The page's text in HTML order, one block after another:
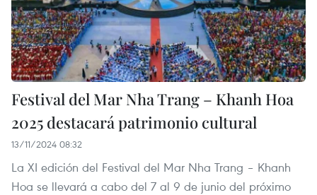
Festival del Mar Nha Trang – Khanh Hoa
2025 destacará patrimonio cultural
13/11/2024 08:32
La XI edición del Festival del Mar Nha Trang – Khanh
Hoa se llevará a cabo del 7 al 9 de junio del próximo